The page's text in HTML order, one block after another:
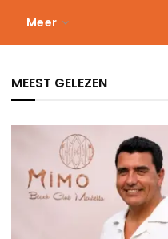
Meer
MEEST GELEZEN